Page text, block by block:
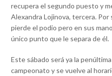
recupera el segundo puesto y
Alexandra Lojinova, tercera. Por
pierde el podio pero en sus
único punto que le separa de él.
Este sábado será ya la
campeonato y se vuelve al